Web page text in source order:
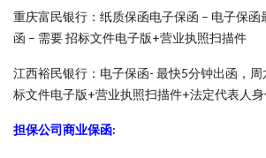
重庆富民银行：纸质保函电子保函 – 电子保函
函 – 需要 招标文件电子版+营业执照扫描件
江西裕民银行：电子保函- 最快5分钟出函，周
标文件电子版+营业执照扫描件+法定代表人
担保公司商业保函: